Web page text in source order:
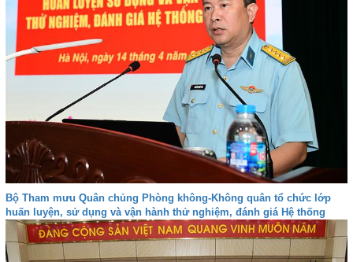
Bộ Tham mưu Quân chủng Phòng không-Không quân tổ chức lớp
huấn luyện, sử dụng và vận hành thử nghiệm, đánh giá Hệ thống
VQ2-M3